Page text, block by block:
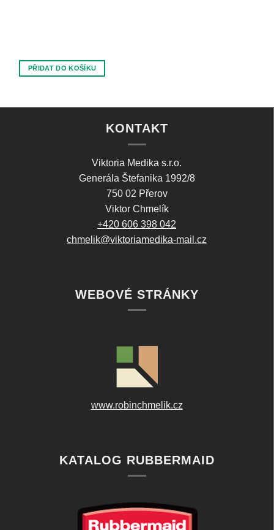
PŘIDAT DO KOŠÍKU
KONTAKT
Viktoria Medika s.r.o.
Generála Štefanika 1992/8
750 02 Přerov
Viktor Chmelík
+420 606 398 042
chmelik@viktoriamedika-mail.cz
WEBOVÉ STRÁNKY
www.robinchmelik.cz
KATALOG RUBBERMAID